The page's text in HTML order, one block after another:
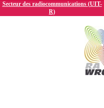
Secteur des radiocommunications (UIT-
R)